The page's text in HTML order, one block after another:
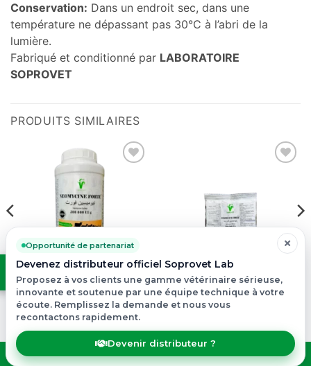
Conservation: Dans un endroit sec, dans une
température ne dépassant pas 30°C à l’abri de la
lumière.
Fabriqué et conditionné par LABORATOIRE
SOPROVET
PRODUITS SIMILAIRES
NEOMYCINE FORTE
WSP
NEOMYCINE FORTE
WSP
Copyright 2026 ©SOPROVET LAB
Opportunité de partenariat
Devenez distributeur officiel Soprovet Lab
Proposez à vos clients une gamme vétérinaire sérieuse,
innovante et soutenue par une équipe technique à votre
écoute. Remplissez la demande et nous vous
recontactons rapidement.
Devenir distributeur ?